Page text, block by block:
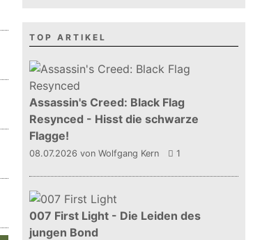
TOP ARTIKEL
Assassin's Creed: Black Flag
Resynced - Hisst die schwarze
Flagge!
08.07.2026 von Wolfgang Kern 1
007 First Light - Die Leiden des
jungen Bond